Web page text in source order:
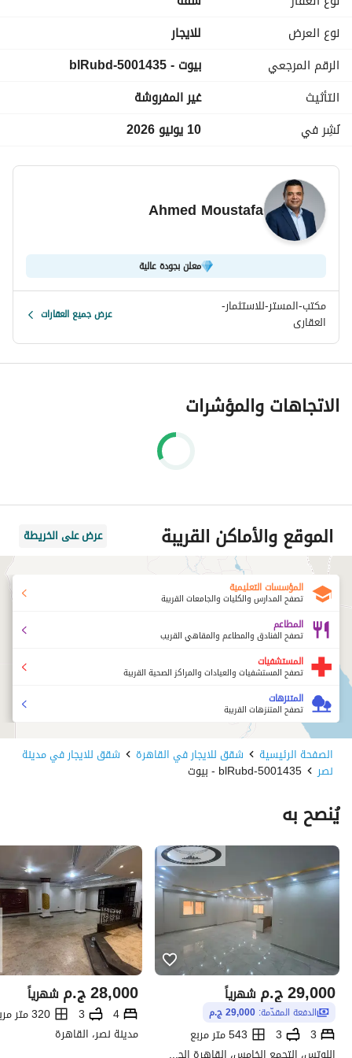
للإيجار الشهري عن طريق وسيط بسعر 23000جنيه.
في القاهرة.
نوع العرض
للايجار
الرقم المرجعي
بيوت - 5001435-blRubd
التأثيث
غير المفروشة
نُشِر في
10 يونيو 2026
Ahmed Moustafa
معلن بجودة عالية
مكتب-المستر-للاستثمار-
العقارى عرض جميع العقارات
الاتجاهات والمؤشرات
الموقع والأماكن القريبة عرض على الخريطة
المؤسسات التعليمية
تصفح المدارس والكليات والجامعات القريبة
المطاعم
تصفح الفنادق والمطاعم والمقاهي القريب
المستشفيات
تصفح المستشفيات والعيادات والمراكز الصحية القريبة
المتنزهات
تصفح المتنزهات القريبة
الصفحة الرئيسية شقق للايجار في القاهرة شقق للايجار في مدينة
نصر 5001435-blRubd - بيوت
يُنصح به
ج.م29,000 شهرياً
الدفعة المقدّمة: 29,000 ج.م
3
3
543 متر مربع
ج.م28,000 شهرياً
4
3
320 متر مربع
مدينة نصر، القاهرة